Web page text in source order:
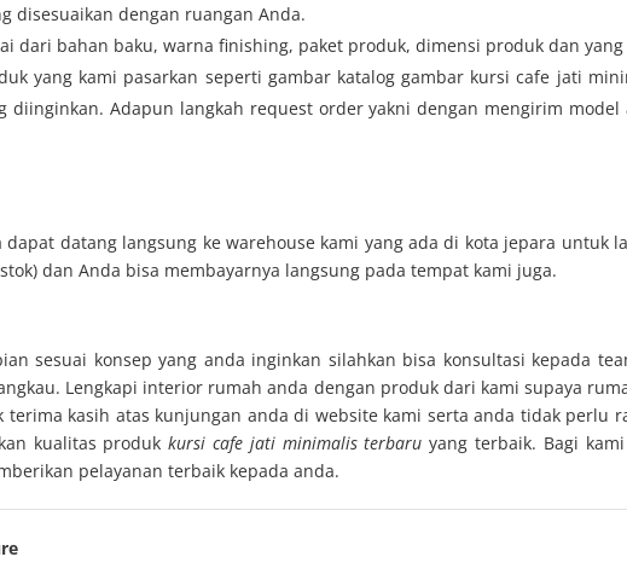
disesuaikan dengan ruangan Anda.
dari bahan baku, warna finishing, paket produk, dimensi produk dan
yang kami pasarkan seperti gambar katalog gambar kursi cafe jati
diinginkan. Adapun langkah request order yakni dengan mengirim
dapat datang langsung ke warehouse kami yang ada di kota jepara untuk
dan Anda bisa membayarnya langsung pada tempat kami juga.
sesuai konsep yang anda inginkan silahkan bisa konsultasi kepada
Lengkapi interior rumah anda dengan produk dari kami supaya
terima kasih atas kunjungan anda di website kami serta anda tidak perlu
kualitas produkkursi cafe jati minimalis terbaru yang terbaik. Bagi
pelayanan terbaik kepada anda.